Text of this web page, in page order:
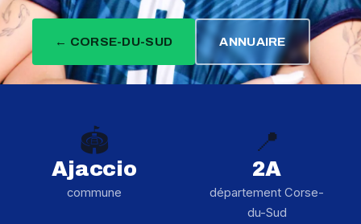
← CORSE-DU-SUD ANNUAIRE
🏟️
Ajaccio
commune
📍
2A
département Corse-
du-Sud